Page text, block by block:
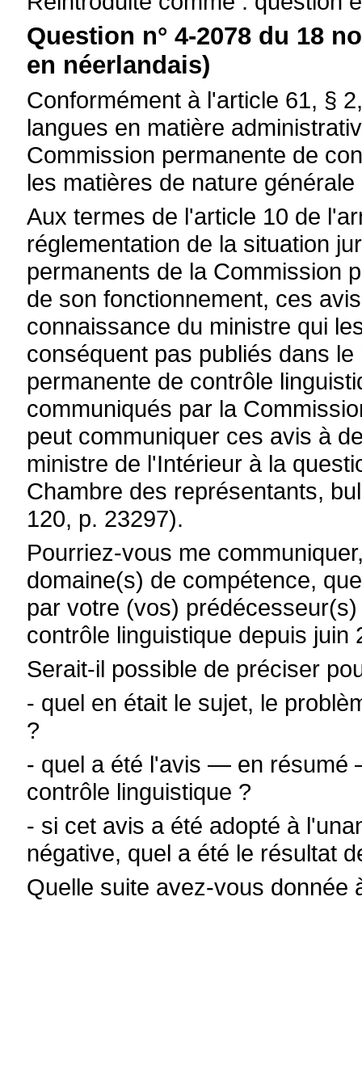
Question n° 4-2078 du 18
en néerlandais)
Conformément à l'article 61, §
langues en matière
Commission permanente de
les matières de nature
Aux termes de l'article 10 de
réglementation de la situation
permanents de la Commission
de son fonctionnement, ces
connaissance du ministre qui
conséquent pas publiés dans
permanente de contrôle
communiqués par la
peut communiquer ces avis à
ministre de l'Intérieur à la
Chambre des représentants,
120, p. 23297).
Pourriez-vous me
domaine(s) de compétence,
par votre (vos)
contrôle linguistique depuis juin
Serait-il possible de préciser
- quel en était le sujet, le
?
- quel a été l'avis — en résumé
contrôle linguistique ?
- si cet avis a été adopté à
négative, quel a été le résultat
Quelle suite avez-vous donnée